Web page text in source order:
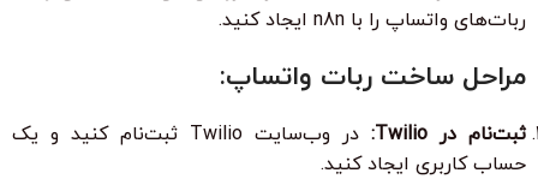
ربات‌های واتساپ را با n8n ایجاد کنید.
مراحل ساخت ربات واتساپ:
ثبت‌نام در Twilio:
در وب‌سایت Twilio ثبت‌نام کنید و یک
حساب کاربری ایجاد کنید.